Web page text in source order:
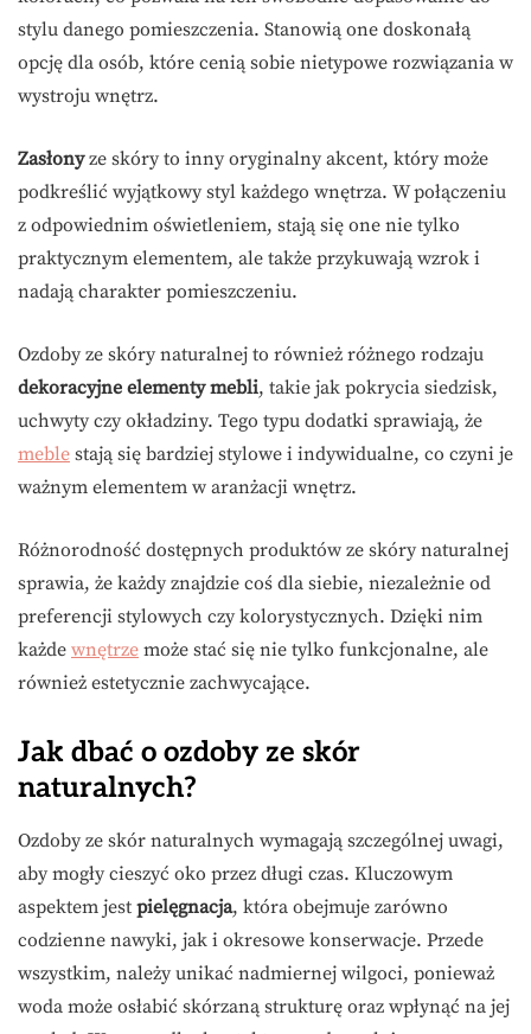
stylu danego pomieszczenia. Stanowią one doskonałą
opcję dla osób, które cenią sobie nietypowe rozwiązania w
wystroju wnętrz.
Zasłonyze skóry to inny oryginalny akcent, który może
podkreślić wyjątkowy styl każdego wnętrza. W połączeniu
z odpowiednim oświetleniem, stają się one nie tylko
praktycznym elementem, ale także przykuwają wzrok i
nadają charakter pomieszczeniu.
Ozdoby ze skóry naturalnej to również różnego rodzaju
dekoracyjne elementy mebli, takie jak pokrycia siedzisk,
uchwyty czy okładziny. Tego typu dodatki sprawiają, że
meble stają się bardziej stylowe i indywidualne, co czyni je
ważnym elementem w aranżacji wnętrz.
Różnorodność dostępnych produktów ze skóry naturalnej
sprawia, że każdy znajdzie coś dla siebie, niezależnie od
preferencji stylowych czy kolorystycznych. Dzięki nim
każde wnętrze może stać się nie tylko funkcjonalne, ale
również estetycznie zachwycające.
Jak dbać o ozdoby ze skór
naturalnych?
Ozdoby ze skór naturalnych wymagają szczególnej uwagi,
aby mogły cieszyć oko przez długi czas. Kluczowym
aspektem jest pielęgnacja, która obejmuje zarówno
codzienne nawyki, jak i okresowe konserwacje. Przede
wszystkim, należy unikać nadmiernej wilgoci, ponieważ
woda może osłabić skórzaną strukturę oraz wpłynąć na jej